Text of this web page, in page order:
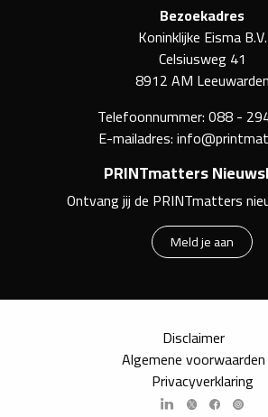
Bezoekadres
Koninklijke Eisma B.V.
Celsiusweg 41
8912 AM Leeuwarden
Telefoonnummer:088 -
E-mailadres:
PRINTmatters
Ontvang jij de PRINTmatters
Meld je aan
Disclaimer
Algemene voorwaarden
Privacyverklaring